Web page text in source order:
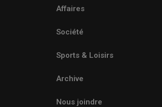
Affaires
Société
Sports & Loisirs
Archive
Nous joindre